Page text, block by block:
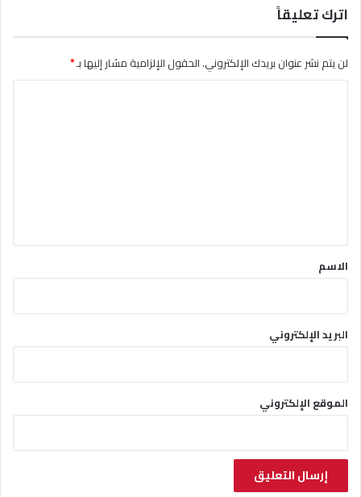
اترك تعليقاً
لن يتم نشر عنوان بريدك الإلكتروني.الحقول الإلزامية مشار إليها بـ*
*الاسم
البريد الإلكتروني
الموقع الإلكتروني